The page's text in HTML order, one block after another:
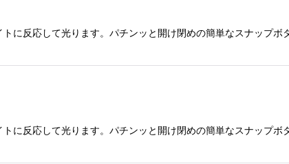
に反応して光ります。パチンッと開け閉めの簡単なスナップボ
に反応して光ります。パチンッと開け閉めの簡単なスナップボ